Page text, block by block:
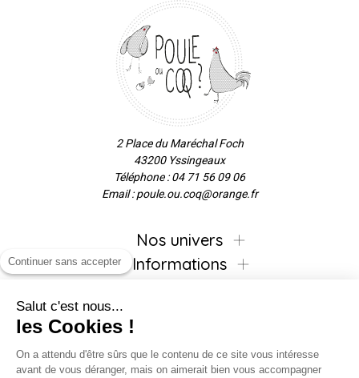
2 Place du Maréchal Foch
43200 Yssingeaux
Téléphone : 04 71 56 09 06
Email : poule.ou.coq@orange.fr
Nos univers
Informations
Inscrivez-vous à la newsletter !
Continuer sans accepter
Salut c'est nous...
les Cookies !
On a attendu d'être sûrs que le contenu de ce site vous intéresse
avant de vous déranger, mais on aimerait bien vous accompagner